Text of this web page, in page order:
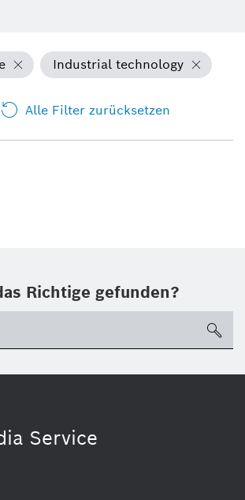
Industrial technology
Alle Filter zurücksetzen
Richtige gefunden?
Service